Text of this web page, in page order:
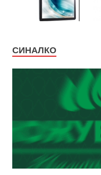
СИНАЛКО